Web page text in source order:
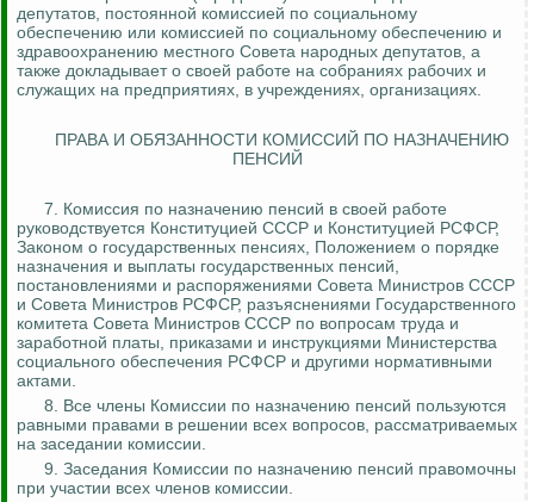
депутатов, постоянной комиссией по социальному
обеспечению или комиссией по социальному обеспечению и
здравоохранению местного Совета народных депутатов, а
также докладывает о своей работе на собраниях рабочих и
служащих на предприятиях, в учреждениях, организациях.
ПРАВА И ОБЯЗАННОСТИ КОМИССИЙ ПО НАЗНАЧЕНИЮ
ПЕНСИЙ
7. Комиссия по назначению пенсий в своей работе
руководствуется Конституцией СССР и Конституцией РСФСР,
Законом о государственных пенсиях, Положением о порядке
назначения и выплаты государственных пенсий,
постановлениями и распоряжениями Совета Министров СССР
и Совета Министров РСФСР, разъяснениями Государственного
комитета Совета Министров СССР по вопросам труда и
заработной платы, приказами и инструкциями Министерства
социального обеспечения РСФСР и другими нормативными
актами.
8. Все члены Комиссии по назначению пенсий пользуются
равными правами в решении всех вопросов, рассматриваемых
на заседании комиссии.
9. Заседания Комиссии по назначению пенсий правомочны
при участии всех членов комиссии.